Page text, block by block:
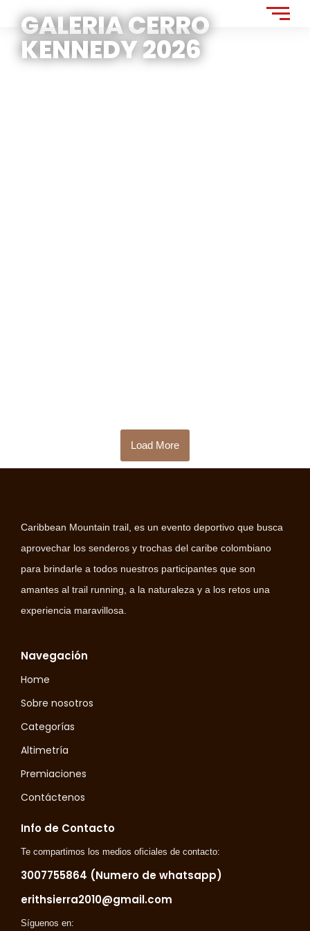
GALERIA CERRO
KENNEDY 2026
Load More
Caribbean Mountain trail, es un evento deportivo que busca
aprovechar los senderos y trochas del caribe colombiano
para brindarle a todos nuestros participantes que son
amantes al trail running, a la naturaleza y a los retos una
experiencia maravillosa.
Navegación
Home
Sobre nosotros
Categorías
Altimetría
Premiaciones
Contáctenos
Info de Contacto
Te compartimos los medios oficiales de contacto:
3007755864 (Numero de whatsapp)
erithsierra2010@gmail.com
Síguenos en: